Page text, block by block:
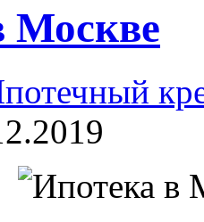
Москве